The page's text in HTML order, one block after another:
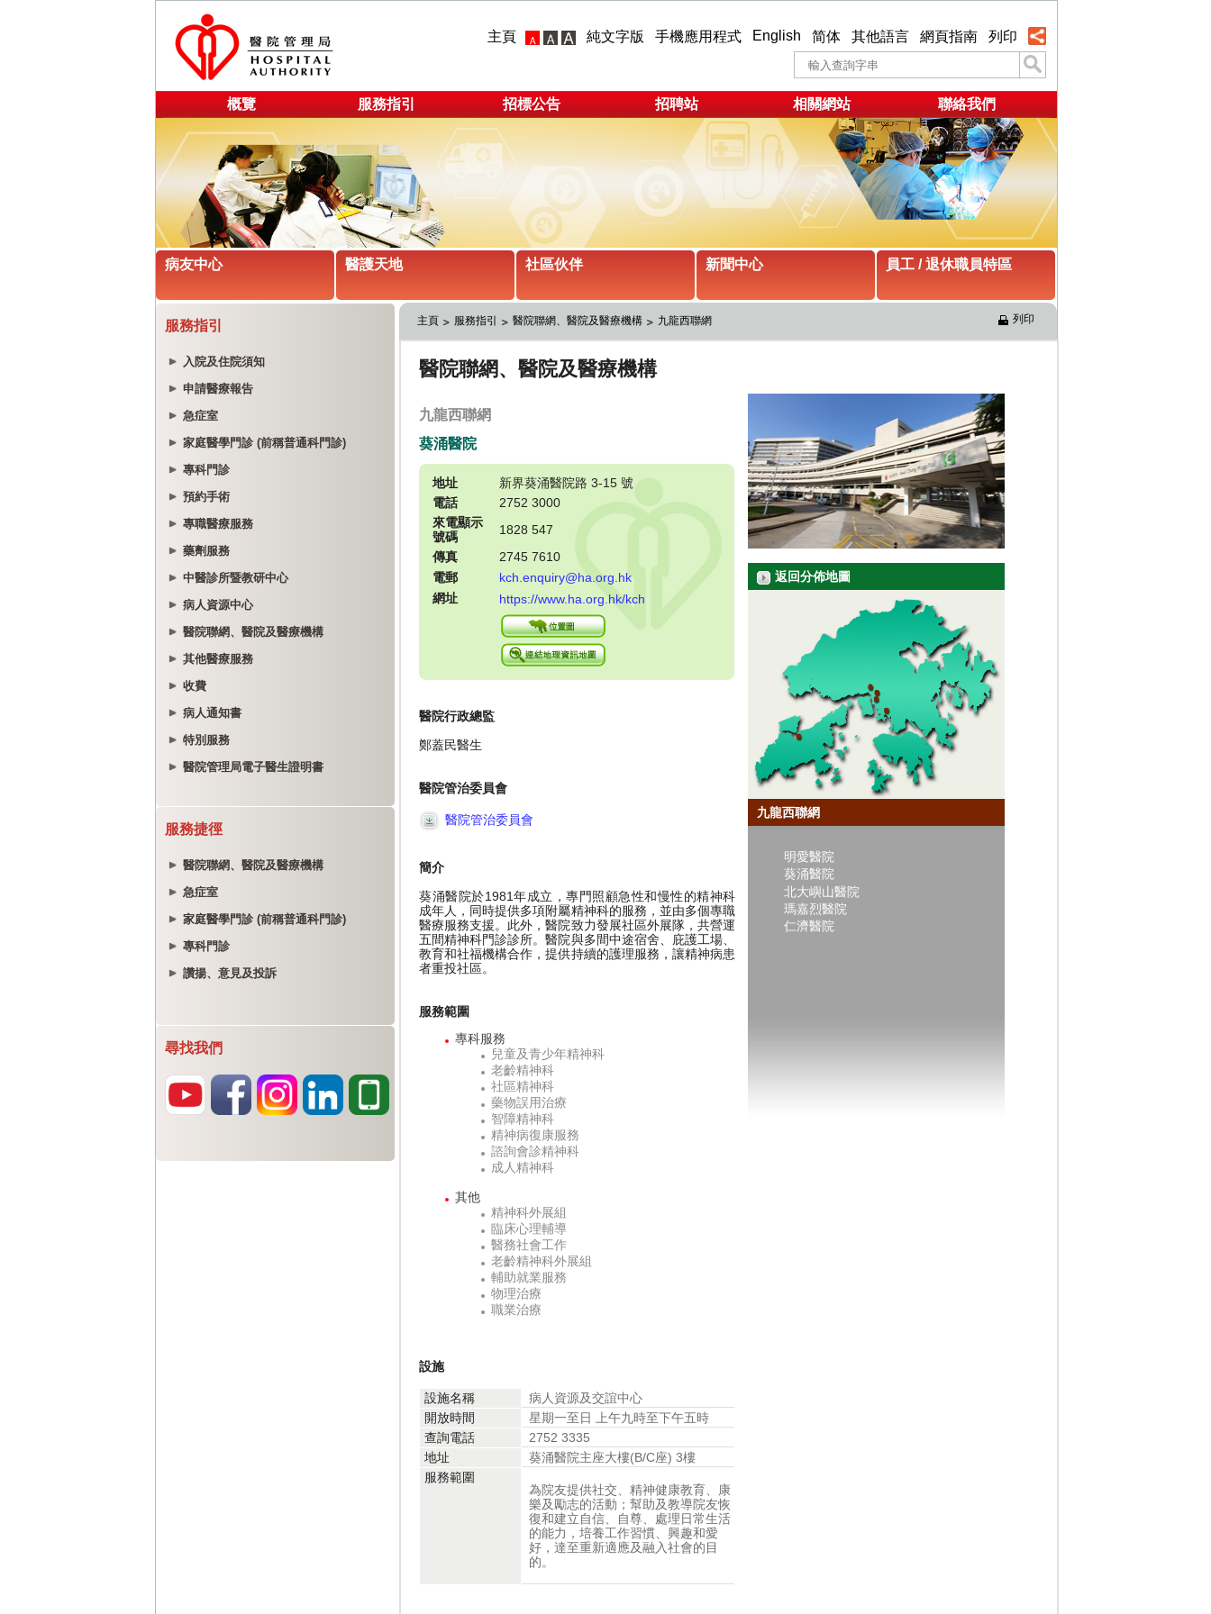
主頁 純文字版 手機應用程式 English 简体 其他語言 網頁指南 列印
概覽 服務指引 招標公告 招聘站 相關網站 聯絡我們
病友中心 醫護天地 社區伙伴 新聞中心 員工 / 退休職員特區
服務指引
入院及住院須知
申請醫療報告
急症室
家庭醫學門診 (前稱普通科門診)
專科門診
預約手術
專職醫療服務
藥劑服務
中醫診所暨教研中心
病人資源中心
醫院聯網、醫院及醫療機構
其他醫療服務
收費
病人通知書
特別服務
醫院管理局電子醫生證明書
服務捷徑
醫院聯網、醫院及醫療機構
急症室
家庭醫學門診 (前稱普通科門診)
專科門診
讚揚、意見及投訴
尋找我們
主頁 服務指引 醫院聯網、醫院及醫療機構 九龍西聯網 列印